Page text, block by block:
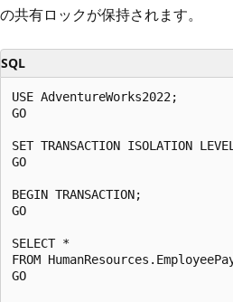
の共有ロックが保持されます。
SQL
USE AdventureWorks2022;
GO
SET TRANSACTION ISOLATION
GO
BEGIN TRANSACTION;
GO
SELECT *
FROM
GO